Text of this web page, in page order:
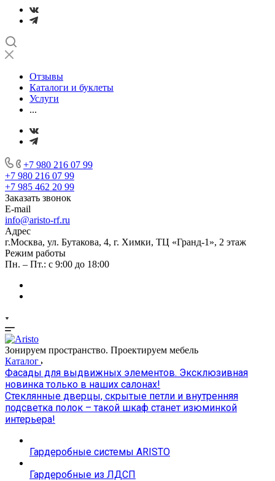
Отзывы
Каталоги и буклеты
Услуги
...
+7 980 216 07 99
+7 980 216 07 99
+7 985 462 20 99
Заказать звонок
E-mail
info@aristo-rf.ru
Адрес
г.Москва, ул. Бутакова, 4, г. Химки, ТЦ «Гранд-1», 2 этаж
Режим работы
Пн. – Пт.: с 9:00 до 18:00
Зонируем пространство. Проектируем мебель
Каталог
Фасады для выдвижных элементов. Эксклюзивная
новинка только в наших салонах!
Стеклянные дверцы, скрытые петли и внутренняя
подсветка полок – такой шкаф станет изюминкой
интерьера!
Гардеробные системы ARISTO
Гардеробные из ЛДСП